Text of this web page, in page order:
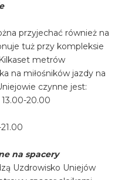
przyjechać również na
tuż przy kompleksie
metrów
na miłośników jazdy na
czynne jest:
20.00
na spacery
Uzdrowisko Uniejów